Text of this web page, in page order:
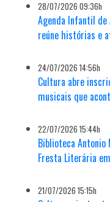
28/07/2026 09:36h
Agenda Infantil
reúne histórias e
24/07/2026 14:56h
Cultura abre
musicais que
22/07/2026 15:44h
Biblioteca Antonio
Fresta Literária
21/07/2026 15:15h